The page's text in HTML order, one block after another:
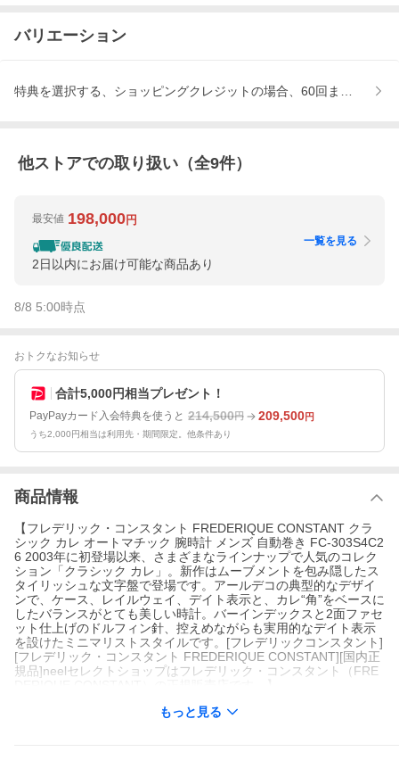
バリエーション
特典を選択する、ショッピングクレジットの場合、60回まで金利手
他ストアでの取り扱い（全9件）
最安値 198,000円
2日以内にお届け可能な商品あり
一覧を見る
8/8 5:00時点
おトクなお知らせ
合計5,000円相当プレゼント！
PayPayカード入会特典を使うと 214,500円 209,500円
うち2,000円相当は利用先・期間限定。他条件あり
商品情報
【フレデリック・コンスタント FREDERIQUE CONSTANT クラ
シック カレ オートマチック 腕時計 メンズ 自動巻き FC-303S4C2
6 2003年に初登場以来、さまざまなラインナップで人気のコレク
ション「クラシック カレ」。新作はムーブメントを包み隠したス
タイリッシュな文字盤で登場です。アールデコの典型的なデザイ
ンで、ケース、レイルウェイ、デイト表示と、カレ“角”をベースに
したバランスがとても美しい時計。バーインデックスと2面ファセ
ット仕上げのドルフィン針、控えめながらも実用的なデイト表示
を設けたミニマリストスタイルです。[フレデリックコンスタント]
[フレデリック・コンスタント FREDERIQUE CONSTANT][国内正
規品]neelセレクトショップはフレデリック・コンスタント（FRE
もっと見る